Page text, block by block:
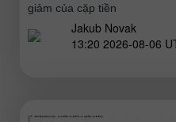
giảm của cặp tiền
Jakub Novak
13:20 2026-08-06